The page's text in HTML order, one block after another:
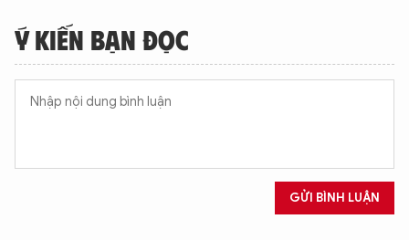
Ý KIẾN BẠN ĐỌC
GỬI BÌNH LUẬN